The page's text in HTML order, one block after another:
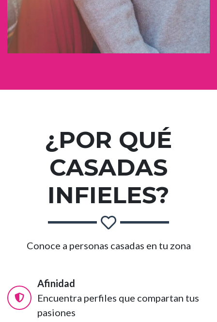
¿POR QUÉ
CASADAS
INFIELES?
Conoce a personas casadas en tu zona
Afinidad
Encuentra perfiles que compartan tus
pasiones